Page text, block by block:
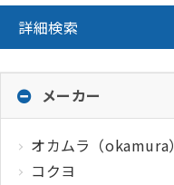
詳細検索
メーカー
オカムラ（okamura）
コクヨ